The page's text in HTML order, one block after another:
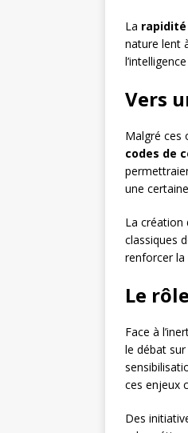
La
nature lent
Vers
Malgré ces
codes de
une
La création
classiques
renforcer la
Le
Face à
le débat
ces enjeux
Des